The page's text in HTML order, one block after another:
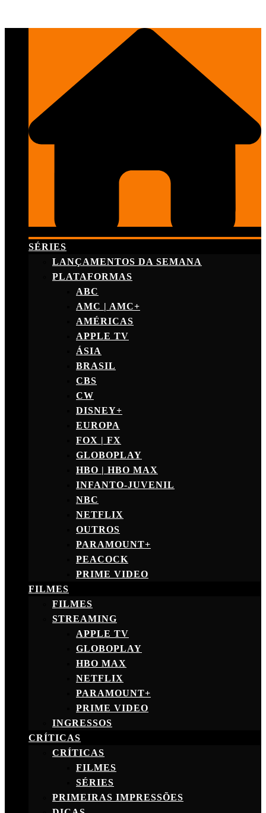
SÉRIES
LANÇAMENTOS DA SEMANA
PLATAFORMAS
ABC
AMC | AMC+
AMÉRICAS
APPLE TV
ÁSIA
BRASIL
CBS
CW
DISNEY+
EUROPA
FOX | FX
GLOBOPLAY
HBO | HBO MAX
INFANTO-JUVENIL
NBC
NETFLIX
OUTROS
PARAMOUNT+
PEACOCK
PRIME VIDEO
FILMES
FILMES
STREAMING
APPLE TV
GLOBOPLAY
HBO MAX
NETFLIX
PARAMOUNT+
PRIME VIDEO
INGRESSOS
CRÍTICAS
CRÍTICAS
FILMES
SÉRIES
PRIMEIRAS IMPRESSÕES